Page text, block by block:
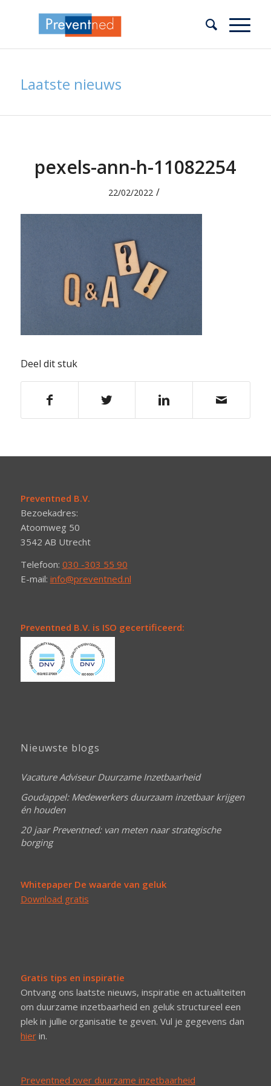
Laatste nieuws
pexels-ann-h-11082254
22/02/2022 /
Deel dit stuk
Preventned B.V.
Bezoekadres:
Atoomweg 50
3542 AB Utrecht
Telefoon: 030 -303 55 90
E-mail: info@preventned.nl
Preventned B.V. is ISO gecertificeerd:
Nieuwste blogs
Vacature Adviseur Duurzame Inzetbaarheid
Goudappel: Medewerkers duurzaam inzetbaar krijgen
én houden
20 jaar Preventned: van meten naar strategische
borging
Whitepaper De waarde van geluk
Download gratis
Gratis tips en inspiratie
Ontvang ons laatste nieuws, inspiratie en actualiteiten
om duurzame inzetbaarheid en geluk structureel een
plek in jullie organisatie te geven. Vul je gegevens dan
hierin.
Preventned over duurzame inzetbaarheid